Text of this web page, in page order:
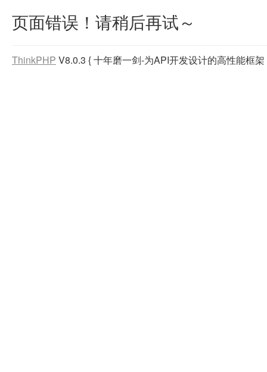
页面错误！请稍后再试～
ThinkPHP V8.0.3 { 十年磨一剑-为API开发设计的高性能框架